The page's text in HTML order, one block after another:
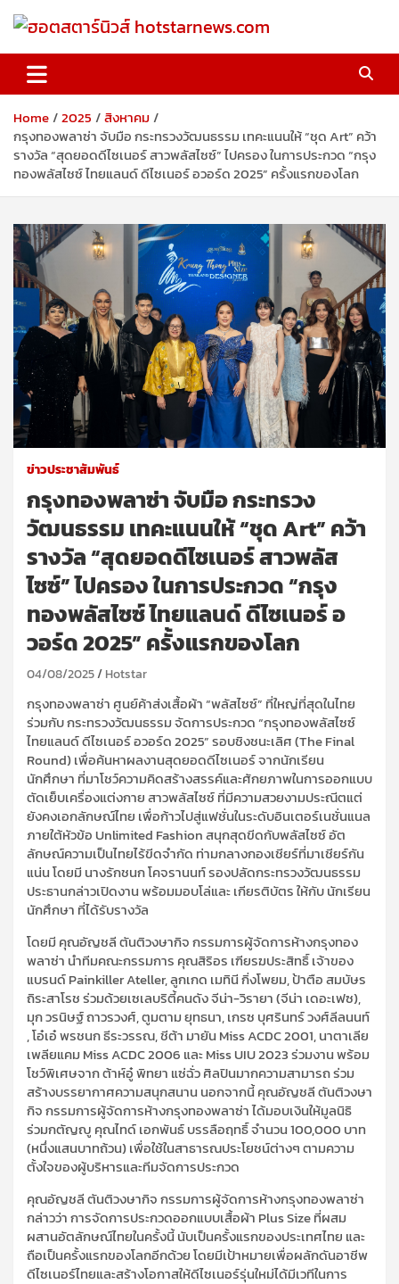
ฮอตสตาร์นิวส์ hotstarnews.com
Home 2025
สิงหาคม
กรุงทองพลาซ่า จับมือ กระทรวงวัฒนธรรม เทคะแนนให้ “ชุด Art” คว้า
รางวัล “สุดยอดดีไซเนอร์ สาวพลัสไซซ์” ไปครอง ในการประกวด “กรุง
ทองพลัสไซซ์ ไทยแลนด์ ดีไซเนอร์ อวอร์ด 2025” ครั้งแรกของโลก
ข่าวประชาสัมพันธ์
กรุงทองพลาซ่า จับมือ กระทรวง
วัฒนธรรม เทคะแนนให้ “ชุด Art” คว้า
รางวัล “สุดยอดดีไซเนอร์ สาวพลัส
ไซซ์” ไปครอง ในการประกวด “กรุง
ทองพลัสไซซ์ ไทยแลนด์ ดีไซเนอร์ อ
วอร์ด 2025” ครั้งแรกของโลก
04/08/2025 Hotstar
กรุงทองพลาซ่า ศูนย์ค้าส่งเสื้อผ้า “พลัสไซซ์” ที่ใหญ่ที่สุดในไทย
ร่วมกับ กระทรวงวัฒนธรรม จัดการประกวด “กรุงทองพลัสไซซ์
ไทยแลนด์ ดีไซเนอร์ อวอร์ด 2025” รอบชิงชนะเลิศ (The Final
Round) เพื่อค้นหาผลงานสุดยอดดีไซเนอร์ จากนักเรียน
นักศึกษา ที่มาโชว์ความคิดสร้างสรรค์และศักยภาพในการออกแบบ
ตัดเย็บเครื่องแต่งกาย สาวพลัสไซซ์ ที่มีความสวยงามประณีตแต่
ยังคงเอกลักษณ์ไทย เพื่อก้าวไปสู่แฟชั่นในระดับอินเตอร์เนชั่นแนล
ภายใต้หัวข้อ Unlimited Fashion สนุกสุดขีดกับพลัสไซซ์ อัต
ลักษณ์ความเป็นไทยไร้ขีดจำกัด ท่ามกลางกองเชียร์ที่มาเชียร์กัน
แน่น โดยมี นางรักชนก โคจรานนท์ รองปลัดกระทรวงวัฒนธรรม
ประธานกล่าวเปิดงาน พร้อมมอบโล่และ เกียรติบัตร ให้กับ นักเรียน
นักศึกษา ที่ได้รับรางวัล
โดยมี คุณอัญชลี ตันติวงษากิจ กรรมการผู้จัดการห้างกรุงทอง
พลาซ่า นำทีมคณะกรรมการ คุณสิริอร เฑียรฆประสิทธิ์ เจ้าของ
แบรนด์ Painkiller Ateller, ลูกเกด เมทินี กิ่งโพยม, ป้าตือ สมบัษร
ถิระสาโรช ร่วมด้วยเซเลบริตี้คนดัง จีน่า-วิรายา (จีน่า เดอะเฟซ),
มุก วรนิษฐ์ ถาวรวงศ์, ตูมตาม ยุทธนา, เกรซ บุศรินทร์ วงศ์ลีลนนท์
, โอ๋เอ๋ พรชนก ธีระวรรณ, ชีต้า มายัน Miss ACDC 2001, นาตาเลีย
เพลียแคม Miss ACDC 2006 และ Miss UIU 2023 ร่วมงาน พร้อม
โชว์พิเศษจาก ต้าห์อู๋ พิทยา แซ่ฉั่ว ศิลปินมากความสามารถ ร่วม
สร้างบรรยากาศความสนุกสนาน นอกจากนี้ คุณอัญชลี ตันติวงษา
กิจ กรรมการผู้จัดการห้างกรุงทองพลาซ่า ได้มอบเงินให้มูลนิธิ
ร่วมกตัญญู คุณไทด์ เอกพันธ์ บรรลือฤทธิ์ จำนวน 100,000 บาท
(หนึ่งแสนบาทถ้วน) เพื่อใช้ในสาธารณประโยชน์ต่างๆ ตามความ
ตั้งใจของผู้บริหารและทีมจัดการประกวด
คุณอัญชลี ตันติวงษากิจ กรรมการผู้จัดการห้างกรุงทองพลาซ่า
กล่าวว่า การจัดการประกวดออกแบบเสื้อผ้า Plus Size ที่ผสม
ผสานอัตลักษณ์ไทยในครั้งนี้ นับเป็นครั้งแรกของประเทศไทย และ
ถือเป็นครั้งแรกของโลกอีกด้วย โดยมีเป้าหมายเพื่อผลักดันอาชีพ
ดีไซเนอร์ไทยและสร้างโอกาสให้ดีไซเนอร์รุ่นใหม่ได้มีเวทีในการ